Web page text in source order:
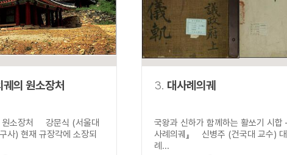
이 포함된 자료를 검색
약용”이 나오지 않는 자
의 원소장처
원소장처 강문식 (서울대
사) 현재 규장각에 소장되
3. 대사례의궤
국왕과 신하가 함께하는 활쏘기 시합
사례의궤』 신병주 (건국대 교수)
례...